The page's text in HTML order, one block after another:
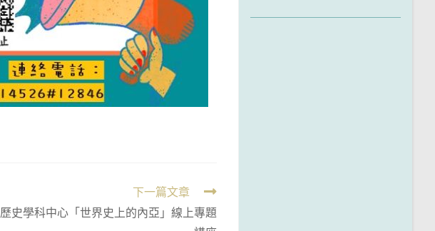
下一篇文章
歷史學科中心「世界史上的內亞」線上專題